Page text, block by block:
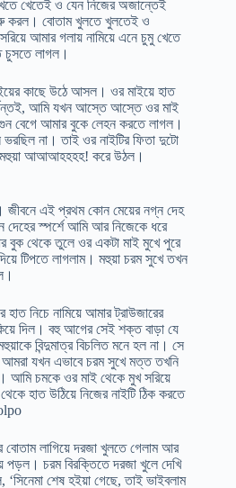
খেতেই ও যেন নিজের অজান্তেই
করল। বোতাম খুলতে খুলতেই ও
আমার গলায় নামিয়ে এনে চুমু খেতে
চুসতে লাগল।
কাছে উঠে আসল। ওর মাইয়ে হাত
আমি যখন আস্তে আস্তে ওর মাই
বেগে আমার বুকে লেহন করতে লাগল।
ভরছিল না। তাই ওর নাইটির ফিতা দুটো
মহুয়া আআআহহহহ! করে উঠল।
জীবনে এই প্রথম কোন মেয়ের নগ্ন দেহ
দেহের স্পর্শে আমি আর নিজেকে ধরে
বুক থেকে তুলে ওর একটা মাই মুখে পুরে
টিপতে লাগলাম। মহুয়া চরম সুখে তখন
নিচে নামিয়ে আমার ট্রাউজারের
দিল। বহু আগের সেই শক্ত বাড়া যে
বিন্দুমাত্র বিচলিত মনে হল না। সে
যখন এভাবে চরম সুখে মত্ত তখনি
আমি চমকে ওর মাই থেকে মুখ সরিয়ে
হাত উঠিয়ে নিজের নাইটি ঠিক করতে
বোতাম লাগিয়ে দরজা খুলতে গেলাম আর
পড়ল। চরম বিরক্তিতে দরজা খুলে দেখি
শেষ হইয়া গেছে, তাই ভাইবলাম